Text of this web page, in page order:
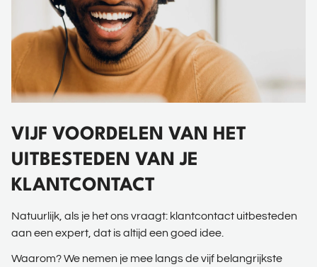
VIJF VOORDELEN VAN HET
UITBESTEDEN VAN JE
KLANTCONTACT
Natuurlijk, als je het ons vraagt: klantcontact uitbesteden
aan een expert, dat is altijd een goed idee.
Waarom? We nemen je mee langs de vijf belangrijkste